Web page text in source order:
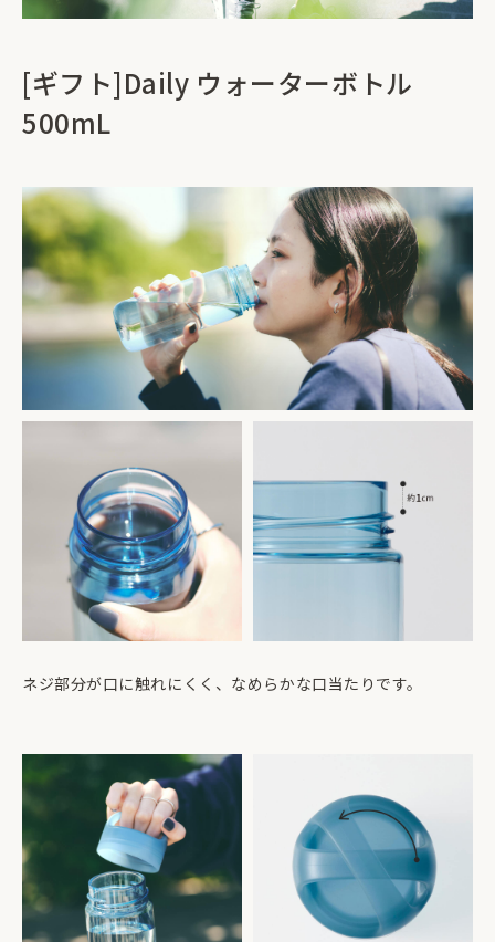
[ギフト]Daily ウォーターボトル
500mL
ネジ部分が口に触れにくく、なめらかな口当たりです。